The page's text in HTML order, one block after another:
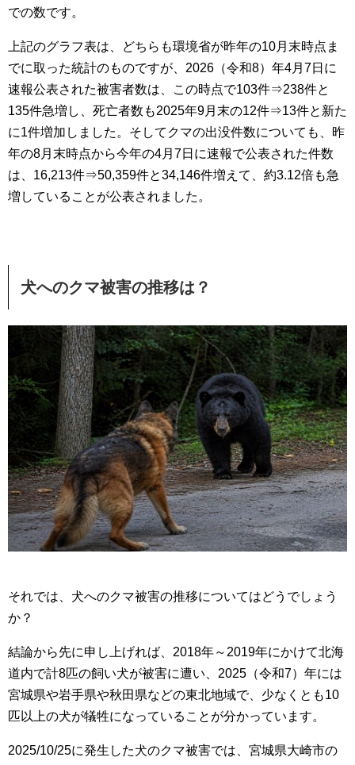
での数です。
上記のグラフ表は、どちらも環境省が昨年の10月末時点ま
でに取った統計のものですが、2026（令和8）年4月7日に
速報公表された被害者数は、この時点で103件⇒238件と
135件急増し、死亡者数も2025年9月末の12件⇒13件と新た
に1件増加しました。そしてクマの出没件数についても、昨
年の8月末時点から今年の4月7日に速報で公表された件数
は、16,213件⇒50,359件と34,146件増えて、約3.12倍も急
増していることが公表されました。
犬へのクマ被害の推移は？
それでは、犬へのクマ被害の推移についてはどうでしょう
か？
結論から先に申し上げれば、2018年～2019年にかけて北海
道内で計8匹の飼い犬が被害に遭い、2025（令和7）年には
宮城県や岩手県や秋田県などの東北地域で、少なくとも10
匹以上の犬が犠牲になっていることが分かっています。
2025/10/25に発生した犬のクマ被害では、宮城県大崎市の